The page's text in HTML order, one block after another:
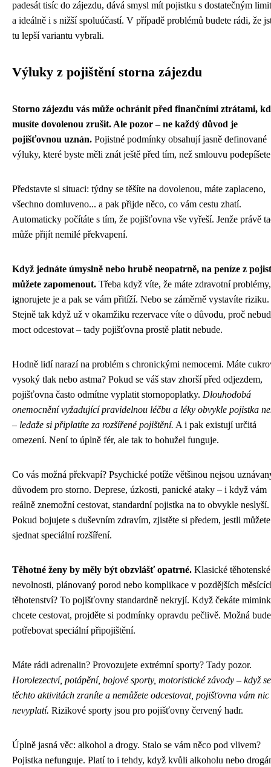
padesát tisíc do zájezdu, dává smysl mít pojistku s dostatečným
a ideálně i s nižší spoluúčastí. V případě problémů budete rádi, že
tu lepší variantu vybrali.
Výluky z pojištění storna zájezdu
Storno zájezdu vás může ochránit před finančními ztrátami,
musíte dovolenou zrušit. Ale pozor – ne každý důvod je
pojišťovnou uznán. Pojistné podmínky obsahují jasně definované
výluky, které byste měli znát ještě před tím, než smlouvu
Představte si situaci: týdny se těšíte na dovolenou, máte zaplaceno,
všechno domluveno... a pak přijde něco, co vám cestu zhatí.
Automaticky počítáte s tím, že pojišťovna vše vyřeší. Jenže právě
může přijít nemilé překvapení.
Když jednáte úmyslně nebo hrubě neopatrně, na peníze z
můžete zapomenout. Třeba když víte, že máte zdravotní problémy,
ignorujete je a pak se vám přitíží. Nebo se záměrně vystavíte riziku.
Stejně tak když už v okamžiku rezervace víte o důvodu, proč
moct odcestovat – tady pojišťovna prostě platit nebude.
Hodně lidí narazí na problém s chronickými nemocemi. Máte
vysoký tlak nebo astma? Pokud se váš stav zhorší před odjezdem,
pojišťovna často odmítne vyplatit stornopoplatky. Dlouhodobá
onemocnění vyžadující pravidelnou léčbu a léky obvykle pojistka
– ledaže si připlatíte za rozšířené pojištění. A i pak existují určitá
omezení. Není to úplně fér, ale tak to bohužel funguje.
Co vás možná překvapí? Psychické potíže většinou nejsou
důvodem pro storno. Deprese, úzkosti, panické ataky – i když vám
reálně znemožní cestovat, standardní pojistka na to obvykle neslyší.
Pokud bojujete s duševním zdravím, zjistěte si předem, jestli můžete
sjednat speciální rozšíření.
Těhotné ženy by měly být obzvlášť opatrné. Klasické těhotenské
nevolnosti, plánovaný porod nebo komplikace v pozdějších
těhotenství? To pojišťovny standardně nekryjí. Když čekáte
chcete cestovat, projděte si podmínky opravdu pečlivě. Možná
potřebovat speciální připojištění.
Máte rádi adrenalin? Provozujete extrémní sporty? Tady pozor.
Horolezectví, potápění, bojové sporty, motoristické závody – když
těchto aktivitách zraníte a nemůžete odcestovat, pojišťovna vám nic
nevyplatí. Rizikové sporty jsou pro pojišťovny červený hadr.
Úplně jasná věc: alkohol a drogy. Stalo se vám něco pod vlivem?
Pojistka nefunguje. Platí to i tehdy, když kvůli alkoholu nebo